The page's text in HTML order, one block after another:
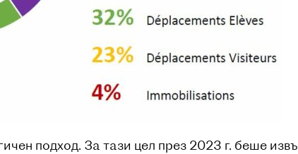
подход. За тази цел през 2023 г. беше